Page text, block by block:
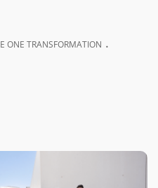
ONE TRANSFORMATION .